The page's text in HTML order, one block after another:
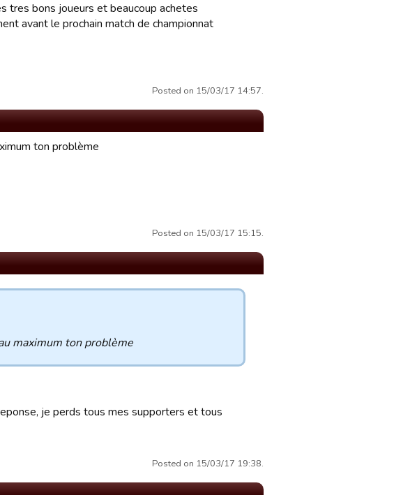
tres bons joueurs et beaucoup achetes
avant le prochain match de championnat
Posted on 15/03/17 14:57.
ton problème
Posted on 15/03/17 15:15.
maximum ton problème
je perds tous mes supporters et tous
Posted on 15/03/17 19:38.